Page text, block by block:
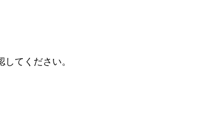
てください。